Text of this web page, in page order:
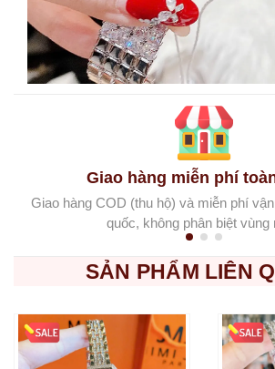
Giao hàng miễn phí
Giao hàng COD (thu hộ) và miễn phí
quốc, không phân biệt vùng
SẢN PHẨM LIÊN